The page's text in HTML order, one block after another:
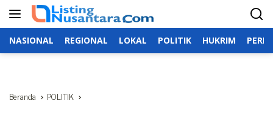
konten
NASIONAL REGIONAL LOKAL POLITIK HUKRIM
Beranda POLITIK